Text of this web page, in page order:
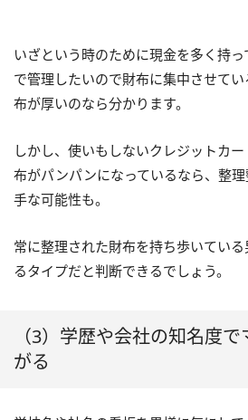
いざという時のために現金を多く持
で管理したいので財布に集中させて
布が厚いのなら分かります。
しかし、使いもしないクレジットカ
布がパンパンになっているなら、整
手な可能性も。
常に整理された財布を持ち歩いてい
るタイプだと判断できるでしょう。
（3）学歴や会社の知名度
がる